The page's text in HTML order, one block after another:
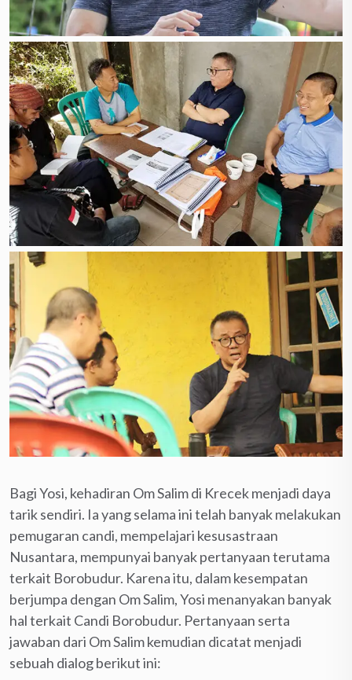
Bagi Yosi, kehadiran Om Salim di Krecek menjadi daya
tarik sendiri. Ia yang selama ini telah banyak melakukan
pemugaran candi, mempelajari kesusastraan
Nusantara, mempunyai banyak pertanyaan terutama
terkait Borobudur. Karena itu, dalam kesempatan
berjumpa dengan Om Salim, Yosi menanyakan banyak
hal terkait Candi Borobudur. Pertanyaan serta
jawaban dari Om Salim kemudian dicatat menjadi
sebuah dialog berikut ini: